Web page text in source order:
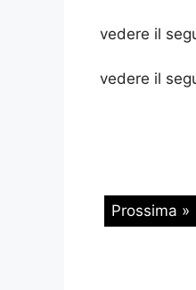
vedere il
vedere il
Prossima »